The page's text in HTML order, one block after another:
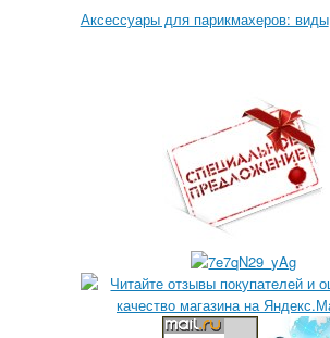
Аксессуары для парикмахеров: виды